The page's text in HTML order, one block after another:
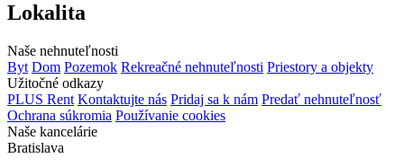
Lokalita
Naše nehnuteľnosti
Byt Dom Pozemok Rekreačné nehnuteľnosti Priestory a objekty
Užitočné odkazy
PLUS Rent Kontaktujte nás Pridaj sa k nám Predať nehnuteľnosť
Ochrana súkromia Používanie cookies
Naše kancelárie
Bratislava